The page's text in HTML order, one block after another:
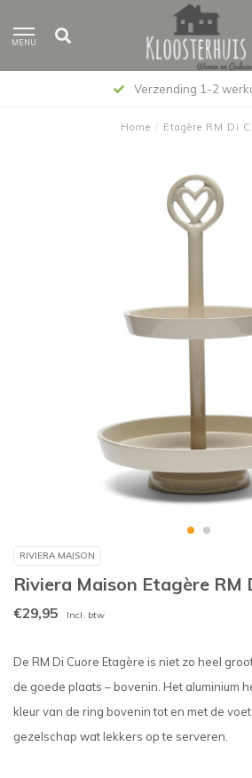
MENU
Verzending 1-2
Home / Etagère RM Di
RIVIERA MAISON
Riviera Maison Etagère RM
€29,95 Incl. btw
De RM Di Cuore Etagère is niet zo heel
de goede plaats – bovenin. Het aluminium
kleur van de ring bovenin tot en met de
gezelschap wat lekkers op te serveren.